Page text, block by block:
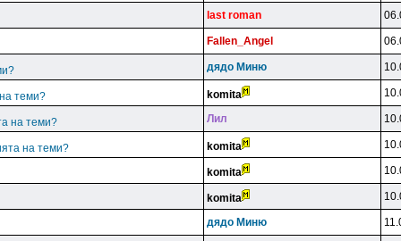
last roman
Fallen_Angel
дядo Mиню
теми? komita
на теми? Лил
на теми? komita
komita
komita
дядo Mиню